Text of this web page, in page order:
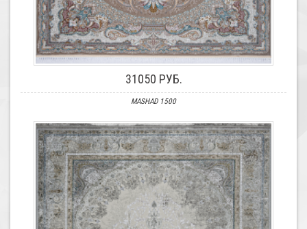
31050 РУБ.
MASHAD 1500